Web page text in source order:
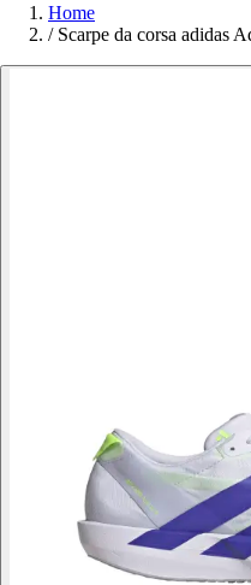
Home
/ Scarpe da corsa adidas